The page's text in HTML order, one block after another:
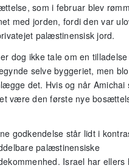
som i februar blev
med jorden, fordi den var
palæstinensisk jord.
dog ikke tale om en
selve byggeriet, men
det. Hvis og når
være den første nye
godkendelse står lidt i
palæstinensiske
Israel har ellers